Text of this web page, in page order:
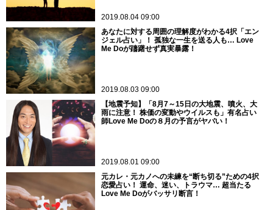
2019.08.04 09:00
あなたに対する周囲の理解度がわかる4択「エン
ジェル占い」！ 孤独な一生を送る人も… Love
Me Doが躊躇せず真実暴露！
2019.08.03 09:00
【地震予知】「8月7～15日の大地震、噴火、大
雨に注意！ 株価の変動やウイルスも」有名占い
師Love Me Doの８月の予言がヤバい！
2019.08.01 09:00
元カレ・元カノへの未練を“断ち切る”ための4択
恋愛占い！ 運命、迷い、トラウマ… 超当たる
Love Me Doがバッサリ断言！